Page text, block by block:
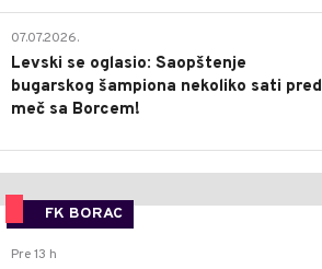
07.07.2026.
Levski se oglasio: Saopštenje
bugarskog šampiona nekoliko sati pred
meč sa Borcem!
FK BORAC
Pre 13 h